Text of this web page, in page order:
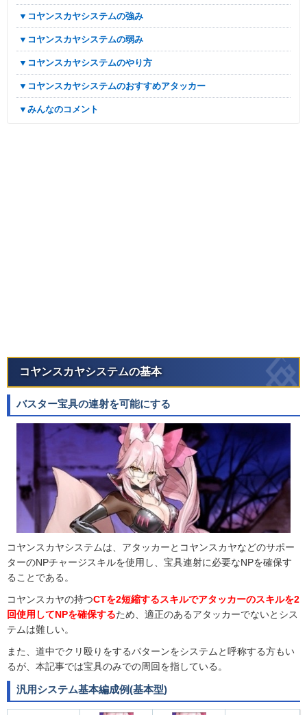
▼コヤンスカヤシステムの強み
▼コヤンスカヤシステムの弱み
▼コヤンスカヤシステムのやり方
▼コヤンスカヤシステムのおすすめアタッカー
▼みんなのコメント
コヤンスカヤシステムの基本
バスター宝具の連射を可能にする
コヤンスカヤシステムは、アタッカーとコヤンスカヤなどのサポー
ターのNPチャージスキルを使用し、宝具連射に必要なNPを確保す
ることである。
コヤンスカヤの持つCTを2短縮するスキルでアタッカーのスキルを2
回使用してNPを確保するため、適正のあるアタッカーでないとシス
テムは難しい。
また、道中でクリ殴りをするパターンをシステムと呼称する方もい
るが、本記事では宝具のみでの周回を指している。
汎用システム基本編成例(基本型)